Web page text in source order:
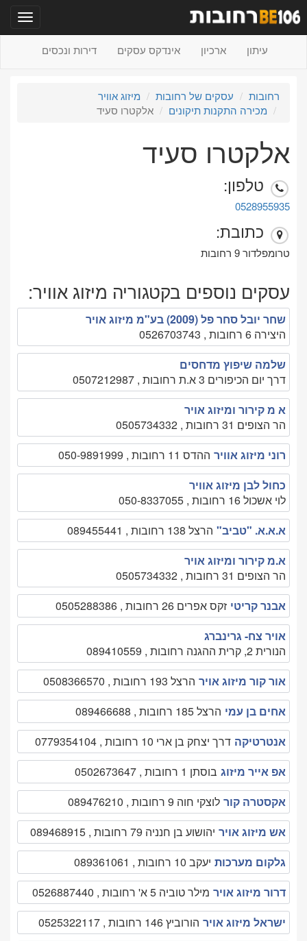
עיתון ארכיון אינדקס עסקים דירות ונכסים
רחובות עסקים של רחובות
מיזוג אוויר
מכירה התקנות תיקונים
אלקטרו סעיד
אלקטרו סעיד
טלפון:
0528955935
כתובת:
טרומפלדור 9 רחובות
עסקים נוספים בקטגוריה מיזוג אוויר:
שחר יובל סחר פל (2009) בע"מ מיזוג אויר
היצירה 6 רחובות , 0526703743
שלמה שיפוץ מדחסים
דרך יום הכיפורים 3 א.ת רחובות , 0507212987
א מ קירור ומיזוג אויר
הר הצופים 31 רחובות , 0505734332
רוני מיזוג אוויר ההדס 11 רחובות , 050-9891999
כחול לבן מיזוג אוויר
לוי אשכול 16 רחובות , 050-8337055
א.א.א. "טביב" הרצל 138 רחובות , 089455441
א.מ קירור ומיזוג אויר
הר הצופים 31 רחובות , 0505734332
אבנר קריטי זקס אפרים 26 רחובות , 0505288386
אויר צח- גרינברג
הנורית 2, קרית ההגנה רחובות , 089410559
אור קור מיזוג אויר הרצל 193 רחובות , 0508366570
אחים בן עמי הרצל 185 רחובות , 089466688
אנטרטיקה דרך יצחק בן ארי 10 רחובות , 0779354104
אפ אייר מיזוג בוסתן 1 רחובות , 0502673647
אקסטרה קור לוצקי חוה 9 רחובות , 089476210
אש מיזוג אויר יהושוע בן חנניה 79 רחובות , 089468915
גלקום מערכות יעקב 10 רחובות , 089361061
דרור מיזוג אויר מילר טוביה 5 א' רחובות , 0526887440
ישראל מיזוג אויר הורוביץ 146 רחובות , 0525322117